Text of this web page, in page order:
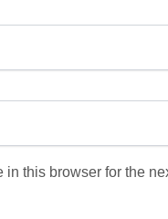
this browser for the